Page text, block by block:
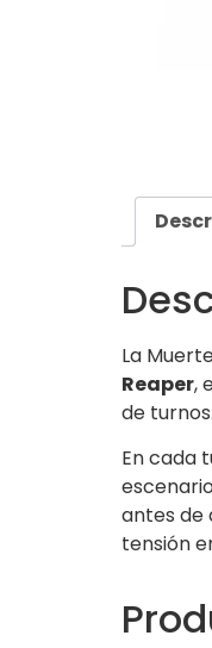
La
Reaper,
de turnos.
En cada
antes de
tensión